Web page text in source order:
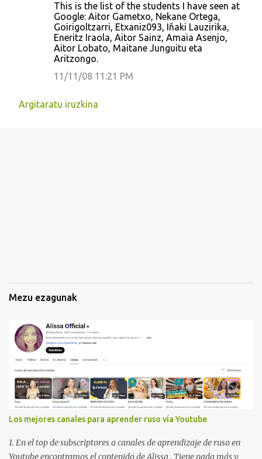
a
This is the list of the students I have seen at
Google: Aitor Gametxo, Nekane Ortega,
Goirigoltzarri, Etxaniz093, Iñaki Lauzirika,
Eneritz Iraola, Aitor Sainz, Amaia Asenjo,
Aitor Lobato, Maitane Junguitu eta
Aritzongo.
11/11/08 11:21 PM
Argitaratu iruzkina
Mezu ezagunak
Los mejores canales para aprender ruso vía Youtube
1. En el top de subscriptores a canales de aprendizaje de ruso en
Youtube encontramos el contenido de Alissa . Tiene nada más y